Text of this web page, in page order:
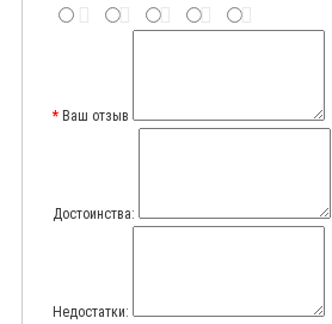
Ваш отзыв
Достоинства:
Недостатки: